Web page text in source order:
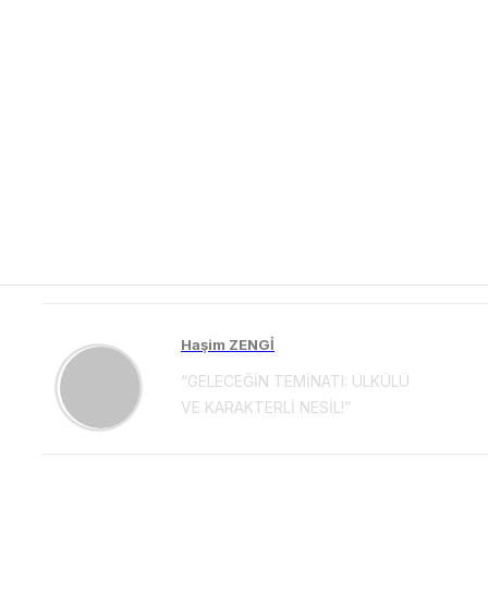
Haşim ZENGİ
“GELECEĞİN TEMİNATI: ÜLKÜLÜ
VE KARAKTERLİ NESİL!”